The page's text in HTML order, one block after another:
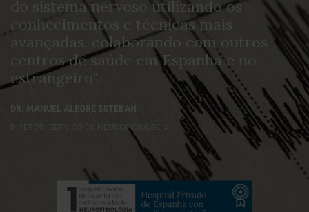
do sistema nervoso utilizando os
conhecimentos e técnicas mais
avançadas, colaborando com outros
centros de saúde em Espanha e no
estrangeiro".
DR. MANUEL ALEGRE ESTEBAN
DIRETOR. SERVIÇO DE NEUROFISIOLOGIA